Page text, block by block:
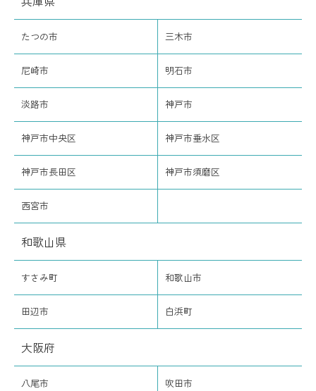
たつの市 三木市
尼崎市 明石市
淡路市 神戸市
神戸市中央区 神戸市垂水区
神戸市長田区 神戸市須磨区
西宮市
和歌山県
すさみ町 和歌山市
田辺市 白浜町
大阪府
八尾市 吹田市